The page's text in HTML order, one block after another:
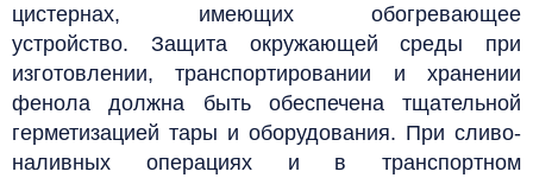
цистернах, имеющих обогревающее
устройство. Защита окружающей среды при
изготовлении, транспортировании и хранении
фенола должна быть обеспечена тщательной
герметизацией тары и оборудования. При сливо-
наливных операциях и в транспортном